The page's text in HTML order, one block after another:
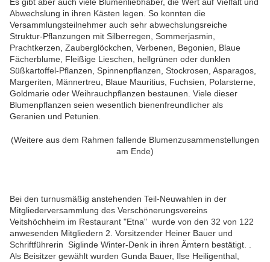
Abwechslung in ihren Kästen legen. So konnten die
Versammlungsteilnehmer auch sehr abwechslungsreiche
Struktur-Pflanzungen mit Silberregen, Sommerjasmin,
Prachtkerzen, Zauberglöckchen, Verbenen, Begonien, Blaue
Fächerblume, Fleißige Lieschen, hellgrünen oder dunklen
Süßkartoffel-Pflanzen, Spinnenpflanzen, Stockrosen, Asparagos,
Margeriten, Männertreu, Blaue Mauritius, Fuchsien, Polarsterne,
Goldmarie oder Weihrauchpflanzen bestaunen. Viele dieser
Blumenpflanzen seien wesentlich bienenfreundlicher als
Geranien und Petunien.
(Weitere aus dem Rahmen fallende Blumenzusammenstellungen
am Ende)
Bei den turnusmäßig anstehenden Teil-Neuwahlen in der
Mitgliederversammlung des Verschönerungsvereins
Veitshöchheim im Restaurant "Etna" wurde von den 32 von 122
anwesenden Mitgliedern 2. Vorsitzender Heiner Bauer und
Schriftführerin Siglinde Winter-Denk in ihren Ämtern bestätigt. .
Als Beisitzer gewählt wurden Gunda Bauer, Ilse Heiligenthal,